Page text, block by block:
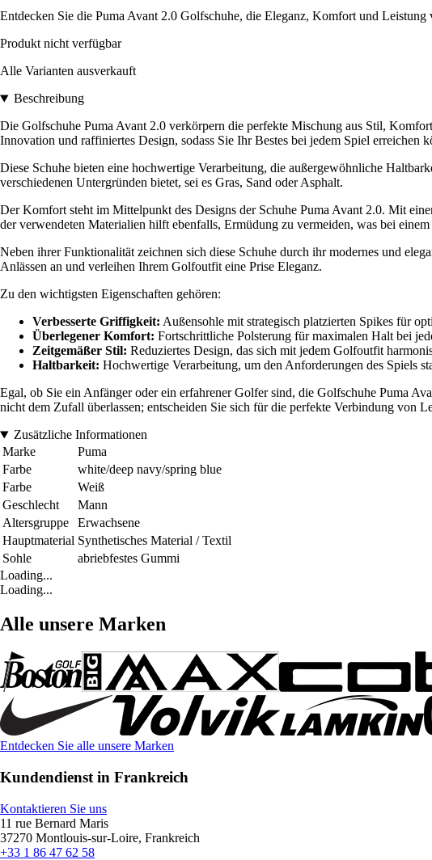
Entdecken Sie die Puma Avant 2.0 Golfschuhe, die Eleganz, Komfort und Leistung
Produkt nicht verfügbar
Alle Varianten ausverkauft
Beschreibung
Die Golfschuhe Puma Avant 2.0 verkörpern die perfekte Mischung aus Stil,
Innovation und raffiniertes Design, sodass Sie Ihr Bestes bei jedem Spiel erreichen
Diese Schuhe bieten eine hochwertige Verarbeitung, die außergewöhnliche
verschiedenen Untergründen bietet, sei es Gras, Sand oder Asphalt.
Der Komfort steht im Mittelpunkt des Designs der Schuhe Puma Avant 2.0. Mit
der verwendeten Materialien hilft ebenfalls, Ermüdung zu vermeiden, was bei
Neben ihrer Funktionalität zeichnen sich diese Schuhe durch ihr modernes und
Anlässen an und verleihen Ihrem Golfoutfit eine Prise Eleganz.
Zu den wichtigsten Eigenschaften gehören:
Verbesserte Griffigkeit: Außensohle mit strategisch platzierten Spikes für
Überlegener Komfort: Fortschrittliche Polsterung für maximalen Halt bei
Zeitgemäßer Stil: Reduziertes Design, das sich mit jedem Golfoutfit
Haltbarkeit: Hochwertige Verarbeitung, um den Anforderungen des Spiels
Egal, ob Sie ein Anfänger oder ein erfahrener Golfer sind, die Golfschuhe Puma
nicht dem Zufall überlassen; entscheiden Sie sich für die perfekte Verbindung von
Zusätzliche Informationen
Marke
Puma
Farbe
white/deep navy/spring blue
Farbe
Weiß
Geschlecht
Mann
Altersgruppe
Erwachsene
Hauptmaterial Synthetisches Material / Textil
Sohle
abriebfestes Gummi
Loading...
Loading...
Alle unsere Marken
Entdecken Sie alle unsere Marken
Kundendienst in Frankreich
Kontaktieren Sie uns
11 rue Bernard Maris
37270 Montlouis-sur-Loire, Frankreich
+33 1 86 47 62 58